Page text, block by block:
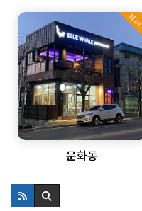
Hot
문화동